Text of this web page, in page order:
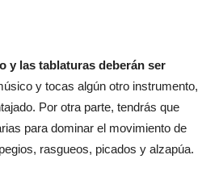
y las tablaturas deberán ser
y tocas algún otro instrumento,
Por otra parte, tendrás que
para dominar el movimiento de
rasgueos, picados y alzapúa.